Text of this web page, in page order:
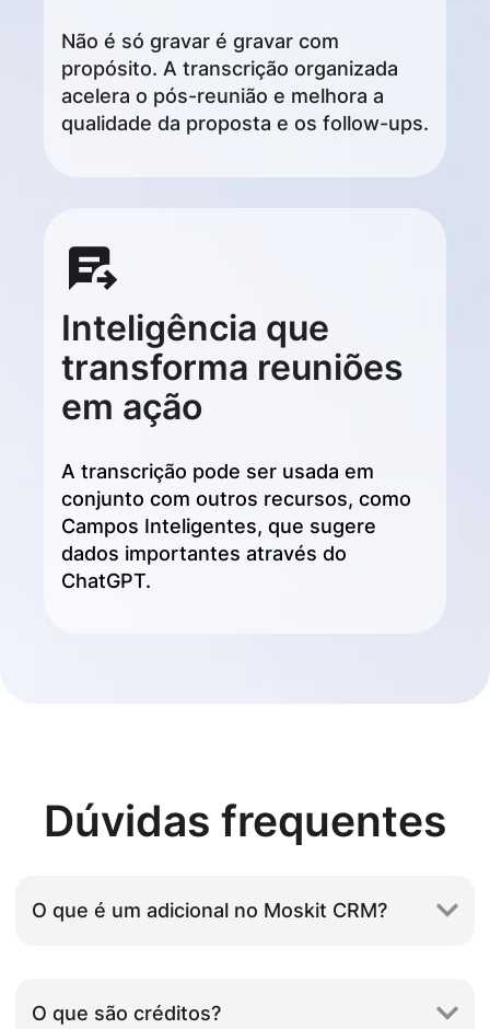
Não é só gravar é gravar com
propósito. A transcrição organizada
acelera o pós-reunião e melhora a
qualidade da proposta e os follow-ups.
Inteligência que
transforma reuniões
em ação
A transcrição pode ser usada em
conjunto com outros recursos, como
Campos Inteligentes, que sugere
dados importantes através do
ChatGPT.
Dúvidas frequentes
O que é um adicional no Moskit CRM?
O que são créditos?